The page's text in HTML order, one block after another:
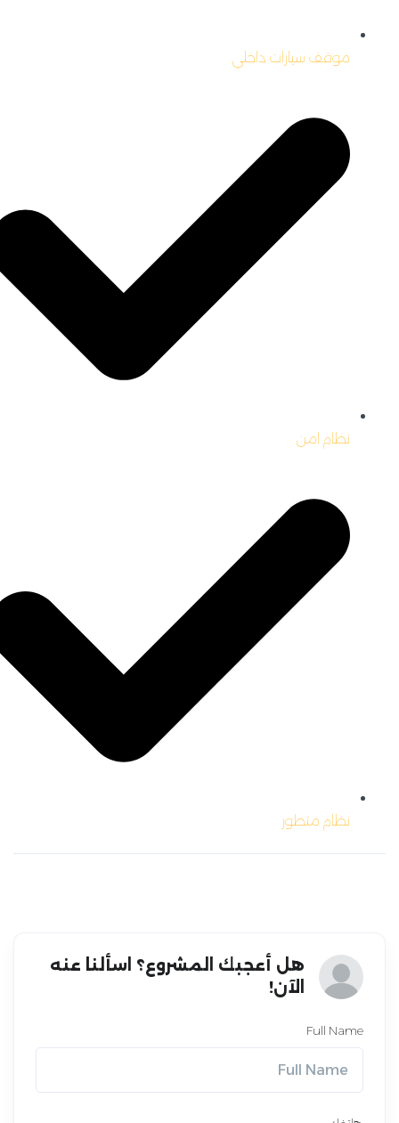
موقف سيارات داخلي
نظام امن
نظام متطور
هل أعجبك المشروع؟ اسألنا عنه
الآن!
Full Name